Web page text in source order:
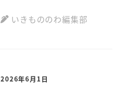
いきもののわ編集部
2026年6月1日